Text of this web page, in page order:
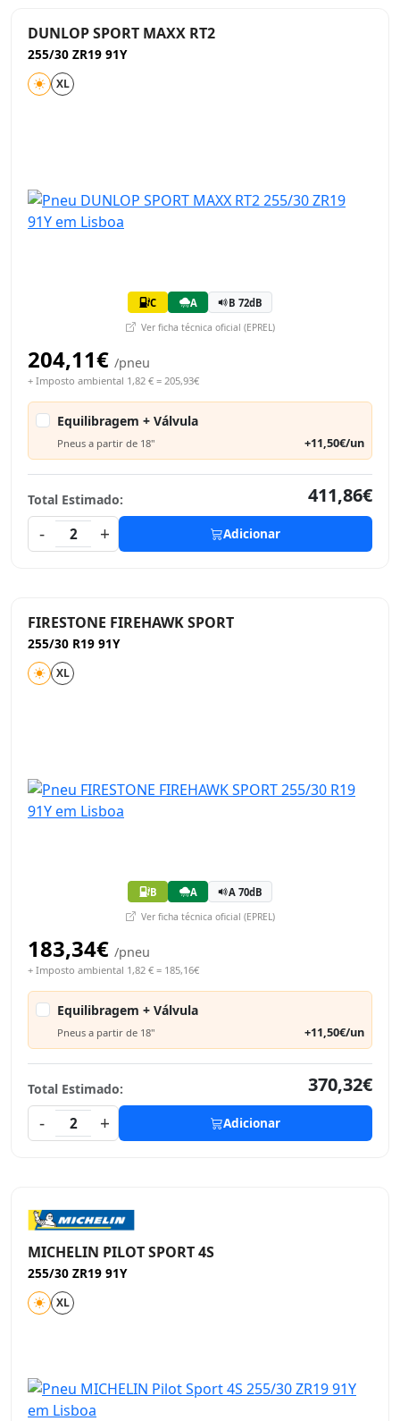
DUNLOP SPORT MAXX RT2
255/30 ZR19 91Y
XL
C A B 72dB
Ver ficha técnica oficial (EPREL)
204,11€ /pneu
+ Imposto ambiental 1,82 € = 205,93€
Equilibragem + Válvula
Pneus a partir de 18" +11,50€/un
Total Estimado:
411,86€
-
2 + Adicionar
FIRESTONE FIREHAWK SPORT
255/30 R19 91Y
XL
B A A 70dB
Ver ficha técnica oficial (EPREL)
183,34€ /pneu
+ Imposto ambiental 1,82 € = 185,16€
Equilibragem + Válvula
Pneus a partir de 18" +11,50€/un
Total Estimado:
370,32€
-
2 + Adicionar
MICHELIN PILOT SPORT 4S
255/30 ZR19 91Y
XL